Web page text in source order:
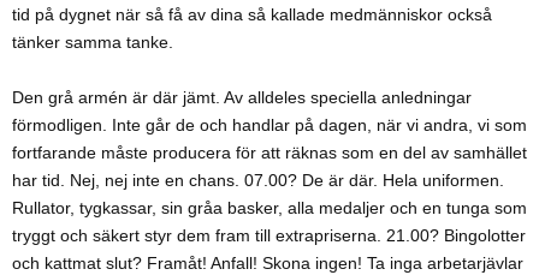
tid på dygnet när så få av dina så kallade medmänniskor också
tänker samma tanke.
Den grå armén är där jämt. Av alldeles speciella anledningar
förmodligen. Inte går de och handlar på dagen, när vi andra, vi som
fortfarande måste producera för att räknas som en del av samhället
har tid. Nej, nej inte en chans. 07.00? De är där. Hela uniformen.
Rullator, tygkassar, sin gråa basker, alla medaljer och en tunga som
tryggt och säkert styr dem fram till extrapriserna. 21.00? Bingolotter
och kattmat slut? Framåt! Anfall! Skona ingen! Ta inga arbetarjävlar